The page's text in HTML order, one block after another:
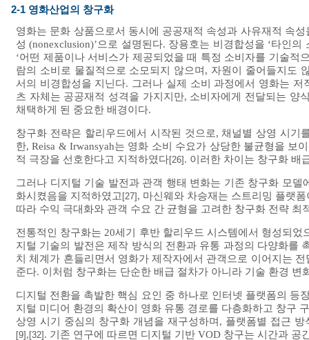
2-1 영화산업의 창구화
영화는 문화 상품으로서 동시에 공공재적 속성과 사유재적 속
성 (nonexclusion)’으로 설명된다. 장용호는 비경합성을 ‘타인
‘어떤 제품이나 서비스가 제공되었을 때 특정 소비자를 기술적
람의 소비로 물질적으로 소모되지 않으며, 자원이 줄어들지도
서의 비경합성을 지닌다. 그러나 실제 소비 과정에서 영화는
츠 자체는 공공재적 성격을 가지지만, 소비자에게 전달되는 양
채택하게 된 중요한 배경이다.
창구화 전략은 할리우드에서 시작된 것으로, 채널별 상영 시
한, Reisa & Irwansyah는 영화 소비 수요가 상당한 불균형을
적 극장을 선호한다고 지적하였다[26] . 이러한 차이는 창구화 배
그러나 디지털 기술 발전과 관객 행태 변화는 기존 창구화 모
화시켰음을 지적하였고 [27] , 마신웨와 차승재는 스트리밍 플랫
따라 수익 극대화와 관객 수요 간 균형을 고려한 창구화 전략 최
전통적인 창구화는 20세기 후반 할리우드 시스템에서 형성되
지털 기술의 발전은 제작 방식의 전환과 유통 과정의 다양화를
치 체계가 흔들리면서 영화가 제작자에서 관객으로 이어지는
준다. 이처럼 창구화는 단순한 배급 절차가 아니라 기술 환경
디지털 전환을 촉발한 핵심 요인 중 하나로 인터넷 플랫폼의 등
지털 미디어 환경의 확산이 영화 유통 경로를 다층화하고 창구
상영 시기 중심의 창구화 개념을 재구성하며, 플랫폼별 접근
[9] , [32] . 기존 연구에 따르면 디지털 기반 VOD 창구는 시간과